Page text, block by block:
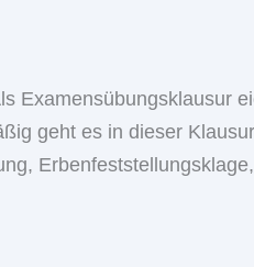
Examensübungsklausur
geht es in dieser
Erbenfeststellungsklage,